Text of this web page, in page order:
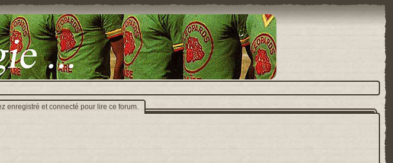
enregistré et connecté pour lire ce forum.